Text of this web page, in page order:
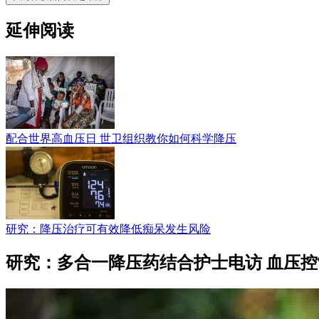
延伸阅读
配合世界高血压日 世卫组织教你如何科学降压
研究：降压治疗可有效降低痴呆发生风险
研究：多合一降压药结合护士电访 血压